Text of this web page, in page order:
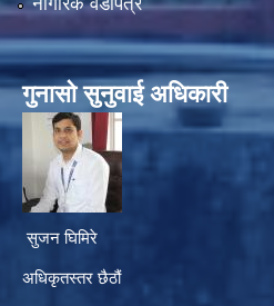
गुनासाे सुनुवाई अधिकारी
सुजन घिमिरे
अधिकृतस्तर छैठौं‌